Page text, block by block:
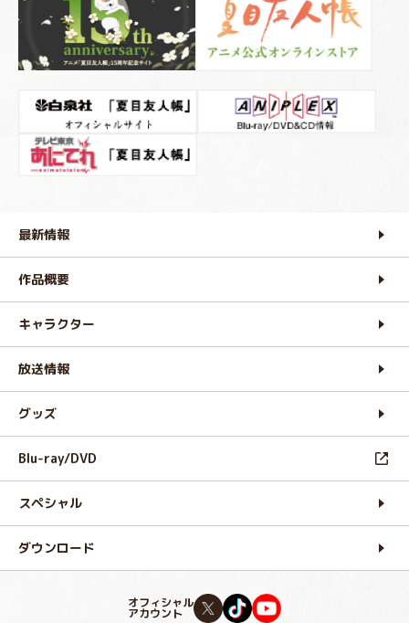
最新情報
作品概要
キャラクター
放送情報
グッズ
Blu-ray/DVD
スペシャル
ダウンロード
オフィシャル
アカウント